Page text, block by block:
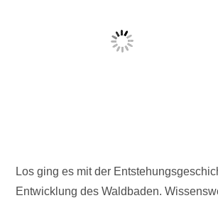
Los ging es mit der
Entwicklung des Waldbaden.